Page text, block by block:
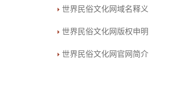
世界民俗文化网域名释义
世界民俗文化网版权申明
世界民俗文化网官网简介